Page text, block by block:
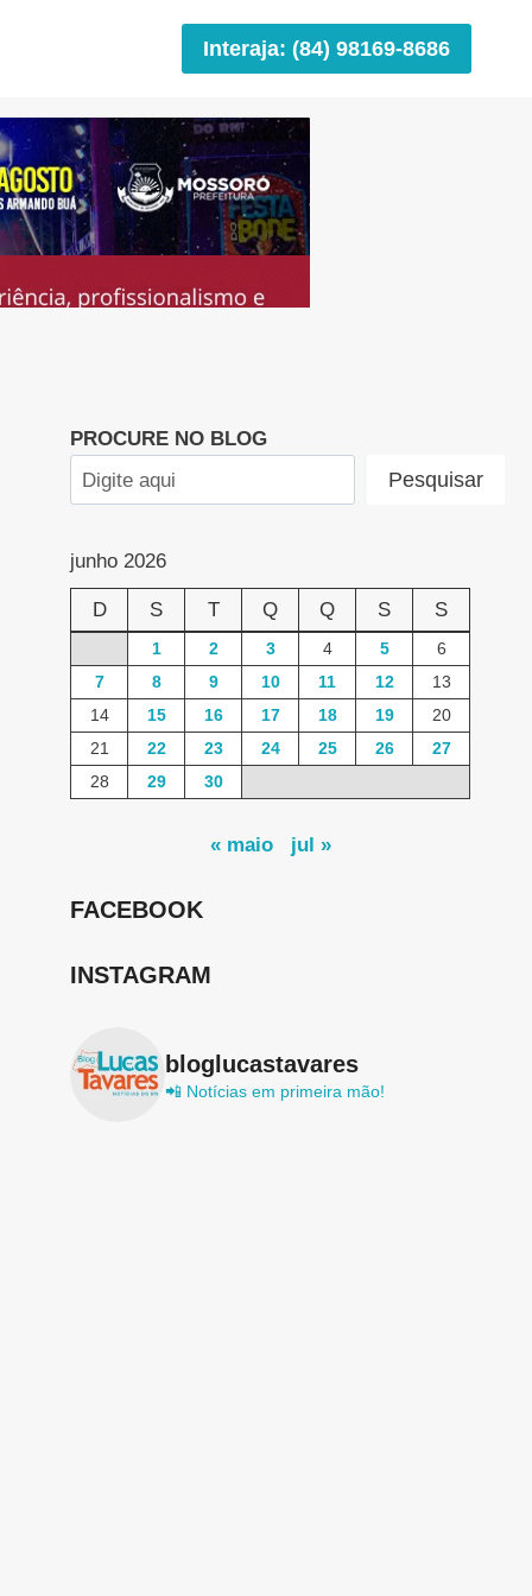
Interaja: (84) 98169-8686
PROCURE NO BLOG
Pesquisar
junho 2026
D S T Q Q S S
1 2 3 4 5
6
7
8 9 10 11 12
13
14
15 16 17 18 19
20
21
22 23 24 25 26
27
28
29 30
« maio jul »
FACEBOOK
INSTAGRAM
bloglucastavares
📲 Notícias em primeira mão!